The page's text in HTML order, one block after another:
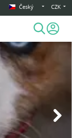
Český CZK